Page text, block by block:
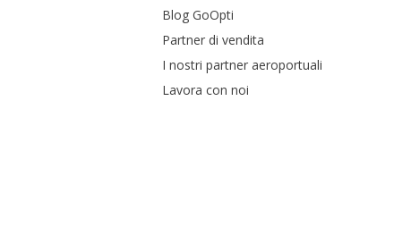
Blog GoOpti
Partner di vendita
I nostri partner aeroportuali
Lavora con noi